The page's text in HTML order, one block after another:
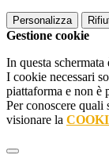
Personalizza
Gestione cookie
In questa
I cookie necessari
piattaforma e non è
Per conoscere quali
visionare la